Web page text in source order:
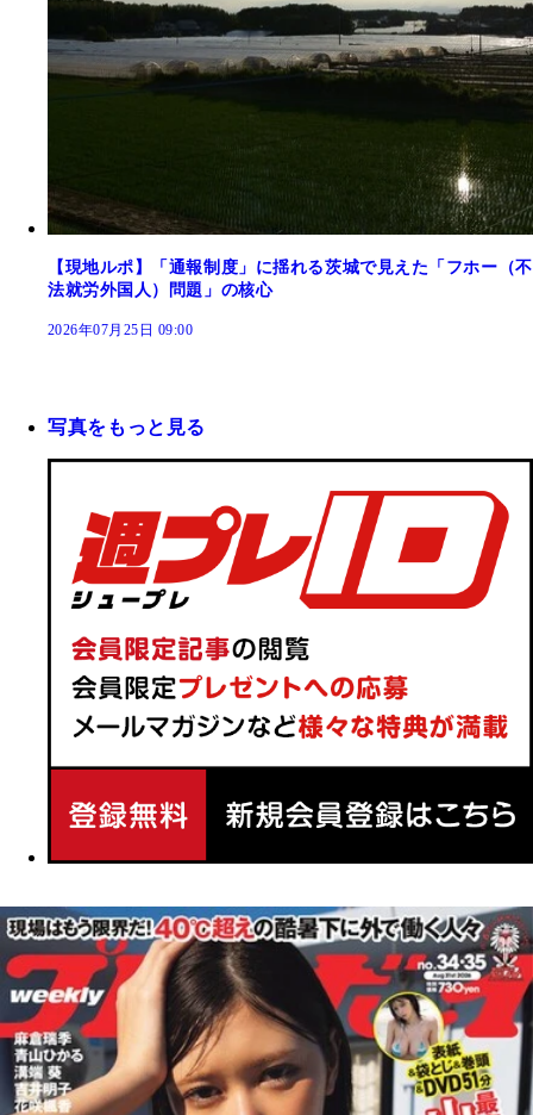
【現地ルポ】「通報制度」に揺れる茨城で見えた「フホー（不
法就労外国人）問題」の核心
2026年07月25日 09:00
写真をもっと見る